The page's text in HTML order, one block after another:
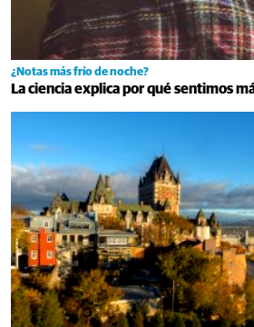
¿Notas más frío de noche?
La ciencia explica por qué sentimos